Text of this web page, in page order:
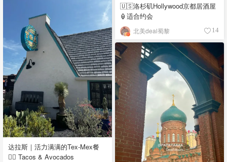
🇺🇸洛杉矶Hollywood京都居酒屋
🏮适合约会
北美deal蜀黎 14
达拉斯｜活力满满的Tex-Mex餐
👉🏼 Tacos & Avocados